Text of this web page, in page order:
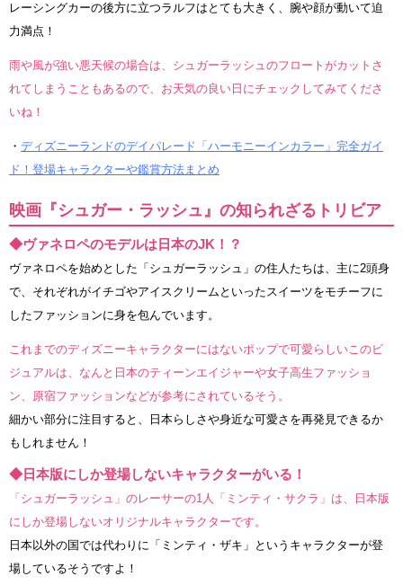
レーシングカーの後方に立つラルフはとても大きく、腕や顔が動いて迫
力満点！
雨や風が強い悪天候の場合は、シュガーラッシュのフロートがカットさ
れてしまうこともあるので、お天気の良い日にチェックしてみてくださ
いね！
・ ディズニーランドのデイパレード「ハーモニーインカラー」完全ガイ
ド！登場キャラクターや鑑賞方法まとめ
映画『シュガー・ラッシュ』の知られざるトリビア
◆ヴァネロペのモデルは日本のJK！？
ヴァネロペを始めとした「シュガーラッシュ」の住人たちは、主に2頭身
で、それぞれがイチゴやアイスクリームといったスイーツをモチーフに
したファッションに身を包んでいます。
これまでのディズニーキャラクターにはないポップで可愛らしいこのビ
ジュアルは、なんと日本のティーンエイジャーや女子高生ファッショ
ン、原宿ファッションなどが参考にされているそう。
細かい部分に注目すると、日本らしさや身近な可愛さを再発見できるか
もしれません！
◆日本版にしか登場しないキャラクターがいる！
「シュガーラッシュ」のレーサーの1人「ミンティ・サクラ」は、日本版
にしか登場しないオリジナルキャラクターです。
日本以外の国では代わりに「ミンティ・ザキ」というキャラクターが登
場しているそうですよ！